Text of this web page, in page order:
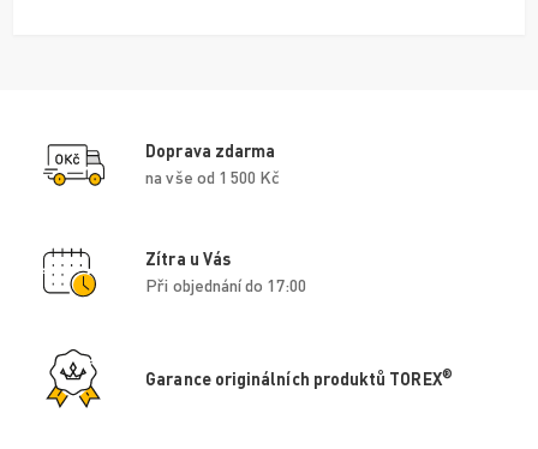
Doprava zdarma
na vše od 1 500 Kč
Zítra u Vás
Při objednání do 17:00
Garance originálních produktů TOREX®